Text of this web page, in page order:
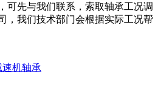
可先与我们联系，索取轴承工况调
，我们技术部门会根据实际工况帮
速机轴承